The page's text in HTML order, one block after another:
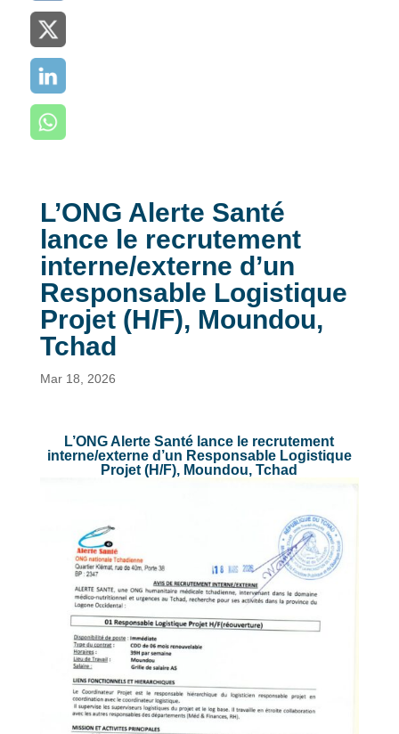
L’ONG Alerte Santé
lance le recrutement
interne/externe d’un
Responsable Logistique
Projet (H/F), Moundou,
Tchad
Mar 18, 2026
L’ONG Alerte Santé lance le recrutement
interne/externe d’un Responsable Logistique
Projet (H/F), Moundou, Tchad